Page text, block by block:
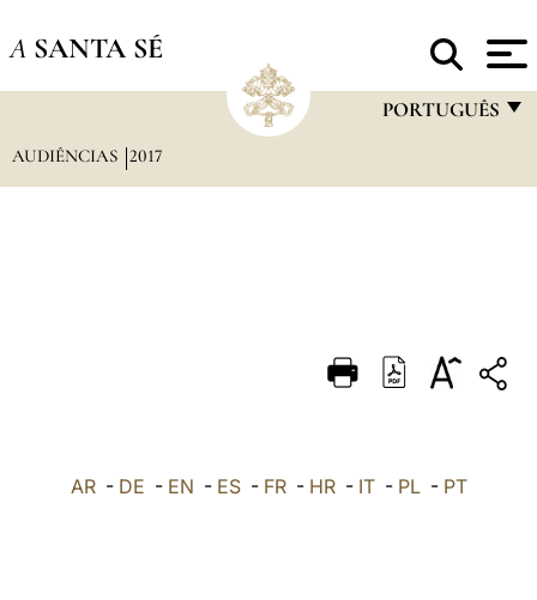
A SANTA SÉ
PORTUGUÊS
DEUTSCH
العربيّة
AUDIÊNCIAS 2017
AR- DE - EN - ES- FR- HR- IT- PL- PT